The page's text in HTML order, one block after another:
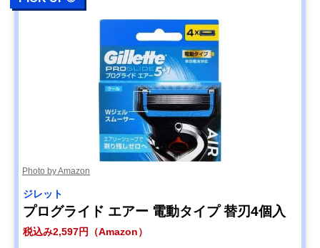
Photo by Amazon
ジレット
プログライド エアー 電動タイプ 替刃4個入
税込み2,597円（Amazon）